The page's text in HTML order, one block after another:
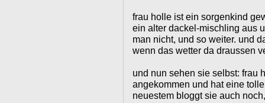
frau holle ist ein sorgenkind
ein alter dackel-mischling aus
man nicht, und so weiter. und
wenn das wetter da draussen
und nun sehen sie selbst: frau
angekommen und hat eine
neuestem bloggt sie auch